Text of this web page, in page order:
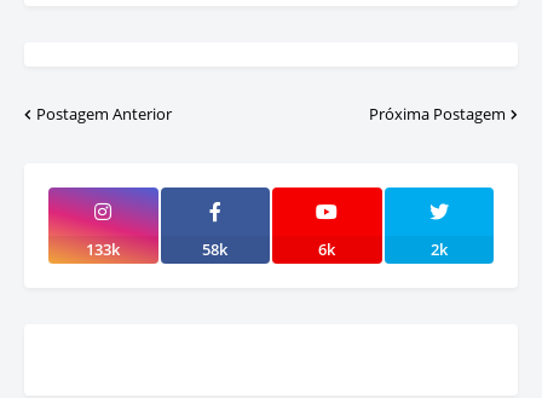
Postagem Anterior Próxima Postagem
133k 58k 6k 2k